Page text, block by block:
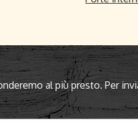
al più presto. Per